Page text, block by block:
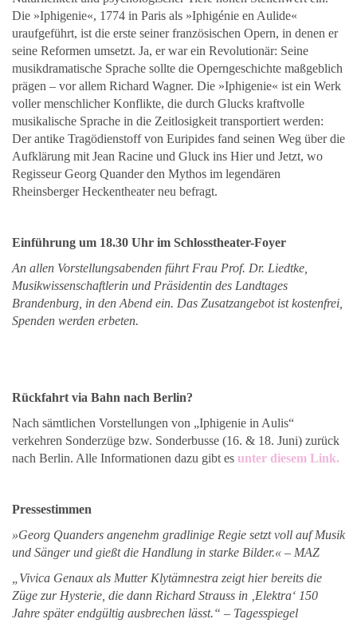
Die »Iphigenie«, 1774 in Paris als »Iphigénie en Aulide«
uraufgeführt, ist die erste seiner französischen Opern, in denen er
seine Reformen umsetzt. Ja, er war ein Revolutionär: Seine
musikdramatische Sprache sollte die Operngeschichte maßgeblich
prägen – vor allem Richard Wagner. Die »Iphigenie« ist ein Werk
voller menschlicher Konflikte, die durch Glucks kraftvolle
musikalische Sprache in die Zeitlosigkeit transportiert werden:
Der antike Tragödienstoff von Euripides fand seinen Weg über die
Aufklärung mit Jean Racine und Gluck ins Hier und Jetzt, wo
Regisseur Georg Quander den Mythos im legendären
Rheinsberger Heckentheater neu befragt.
Einführung um 18.30 Uhr im Schlosstheater-Foyer
An allen Vorstellungsabenden führt Frau Prof. Dr. Liedtke,
Musikwissenschaftlerin und Präsidentin des Landtages
Brandenburg, in den Abend ein. Das Zusatzangebot ist kostenfrei,
Spenden werden erbeten.
Rückfahrt via Bahn nach Berlin?
Nach sämtlichen Vorstellungen von „Iphigenie in Aulis“
verkehren Sonderzüge bzw. Sonderbusse (16. & 18. Juni) zurück
nach Berlin. Alle Informationen dazu gibt es unter diesem Link.
Pressestimmen
»Georg Quanders angenehm gradlinige Regie setzt voll auf Musik
und Sänger und gießt die Handlung in starke Bilder.« – MAZ
„Vivica Genaux als Mutter Klytämnestra zeigt hier bereits die
Züge zur Hysterie, die dann Richard Strauss in ‚Elektra‘ 150
Jahre später endgültig ausbrechen lässt.“ – Tagesspiegel